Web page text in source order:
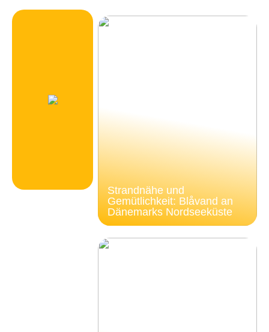
Strandnähe und
Gemütlichkeit: Blåvand an
Dänemarks Nordseeküste